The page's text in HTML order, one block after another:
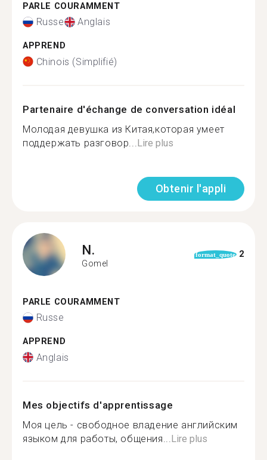
PARLE COURAMMENT
Russe Anglais
APPREND
Chinois (Simplifié)
Partenaire d'échange de conversation idéal
Молодая девушка из Китая,которая умеет
поддержать разговор... Lire plus
Obtenir l'appli
N.
Gomel
format_quote 2
PARLE COURAMMENT
Russe
APPREND
Anglais
Mes objectifs d'apprentissage
Моя цель - свободное владение английским
языком для работы, общения... Lire plus